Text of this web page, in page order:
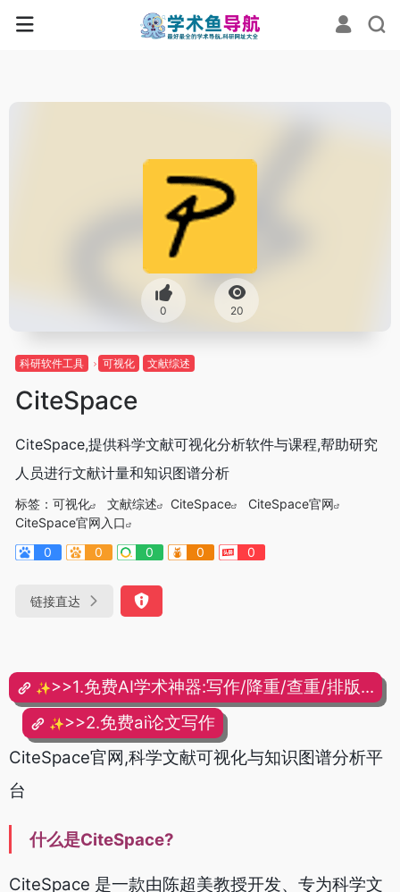
0 20
科研软件工具 可视化 文献综述
CiteSpace
CiteSpace,提供科学文献可视化分析软件与课程,帮助研究
人员进行文献计量和知识图谱分析
标签： 可视化 文献综述 CiteSpace
CiteSpace官网
CiteSpace官网入口
0
0 0 0 0
链接直达
✨>>1.免费AI学术神器:写作/降重/查重/排版...
✨>>2.免费ai论文写作
CiteSpace官网,科学文献可视化与知识图谱分析平
台
什么是CiteSpace?
CiteSpace 是一款由陈超美教授开发、专为科学文